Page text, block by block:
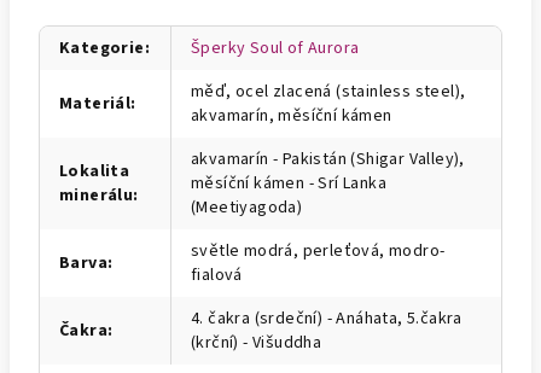
Kategorie: Šperky Soul of Aurora
Materiál:
měď, ocel zlacená (stainless steel),
akvamarín, měsíční kámen
Lokalita
minerálu:
akvamarín - Pakistán (Shigar Valley),
měsíční kámen - Srí Lanka
(Meetiyagoda)
Barva:
světle modrá, perleťová, modro-
fialová
Čakra:
4. čakra (srdeční) - Anáhata, 5.čakra
(krční) - Višuddha